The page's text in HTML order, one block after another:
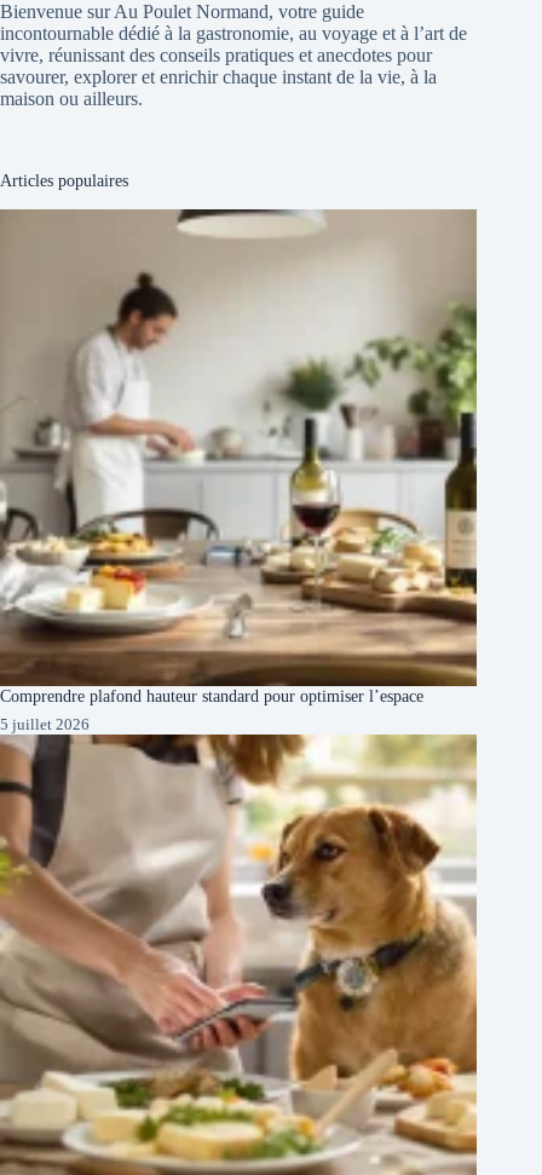
Bienvenue sur Au Poulet Normand, votre guide
incontournable dédié à la gastronomie, au voyage et à l’art de
vivre, réunissant des conseils pratiques et anecdotes pour
savourer, explorer et enrichir chaque instant de la vie, à la
maison ou ailleurs.
Articles populaires
Comprendre plafond hauteur standard pour optimiser l’espace
5 juillet 2026